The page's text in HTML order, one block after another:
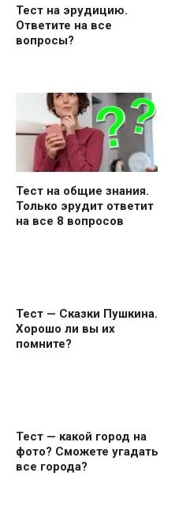
Тест на эрудицию.
Ответите на все
вопросы?
Тест на общие знания.
Только эрудит ответит
на все 8 вопросов
Тест — Сказки Пушкина.
Хорошо ли вы их
помните?
Тест — какой город на
фото? Сможете угадать
все города?